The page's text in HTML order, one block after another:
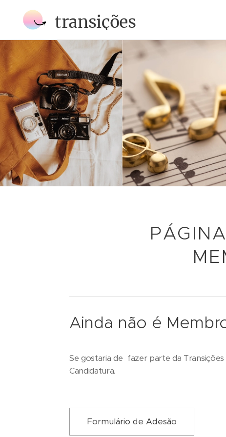
transições
Ainda não é
Se gostaria de fazer parte da Transições
Candidatura.
Formulário de Adesão